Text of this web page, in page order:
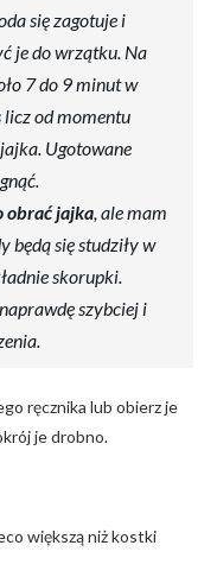
się zagotuje i
je do wrzątku. Na
7 do 9 minut w
licz od momentu
Ugotowane
obrać jajka, ale mam
będą się studziły w
skorupki.
szybciej i
ręcznika lub obierz je
je drobno.
większą niż kostki